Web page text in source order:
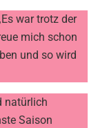
war trotz der
mich schon
und so wird
natürlich
Saison